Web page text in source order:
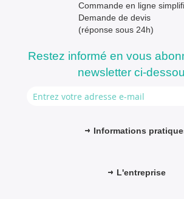
Commande en ligne
Demande de devis
(réponse sous 24h)
Restez informé en vous
newsletter ci-
Informations
L'entreprise